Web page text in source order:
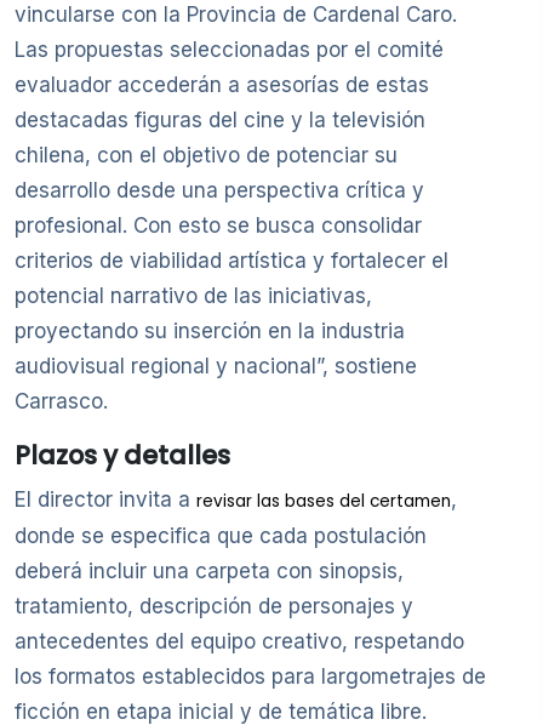
vincularse con la Provincia de Cardenal Caro.
Las propuestas seleccionadas por el comité
evaluador accederán a asesorías de estas
destacadas figuras del cine y la televisión
chilena, con el objetivo de potenciar su
desarrollo desde una perspectiva crítica y
profesional. Con esto se busca consolidar
criterios de viabilidad artística y fortalecer el
potencial narrativo de las iniciativas,
proyectando su inserción en la industria
audiovisual regional y nacional”, sostiene
Carrasco.
Plazos y detalles
El director invita a revisar las bases del certamen,
donde se especifica que cada postulación
deberá incluir una carpeta con sinopsis,
tratamiento, descripción de personajes y
antecedentes del equipo creativo, respetando
los formatos establecidos para largometrajes de
ficción en etapa inicial y de temática libre.